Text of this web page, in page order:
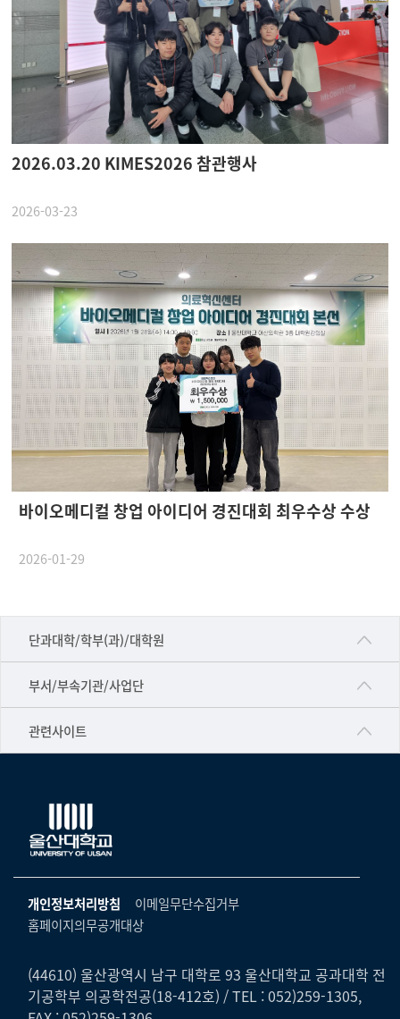
2026.03.20 KIMES2026 참관행사
2026-03-23
바이오메디컬 창업 아이디어 경진대회 최우수상 수상
2026-01-29
단과대학/학부(과)/대학원
■인문대학
▷국어국문학부
▷일본어·일본학과
▷프랑스어·프랑스학과
▷스페인·중남미학과
▷철학·상담학과
■사회과학대학
▷사회과학부
ㆍ경제학전공
부서/부속기관/사업단
공동기기센터
공학교육혁신센터
국제교류처
기초과학연구소
물리BK 미래혁신응집물질물리인재교육연구단
미래기술혁신융합형인재양성센터
관련사이트
건강가정지원센터
교수협의회
노동조합
생명윤리위원회
온라인 기술거래 플랫폼
울산대신문
울산대학교병원
개인정보처리방침
이메일무단수집거부
홈페이지의무공개대상
(44610) 울산광역시 남구 대학로 93 울산대학교 공과대학 전
기공학부 의공학전공(18-412호) / TEL : 052)259-1305,